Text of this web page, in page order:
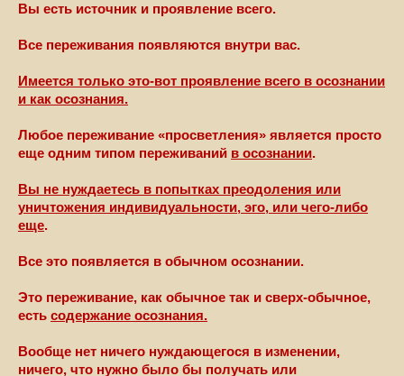
Вы есть источник и проявление всего.
Все переживания появляются внутри вас.
Имеется только это-вот проявление всего в осознании
и как осознания.
Любое переживание «просветления» является просто
еще одним типом переживаний в осознании.
Вы не нуждаетесь в попытках преодоления или
уничтожения индивидуальности, эго, или чего-либо
еще.
Все это появляется в обычном осознании.
Это переживание, как обычное так и сверх-обычное,
есть содержание осознания.
Вообще нет ничего нуждающегося в изменении,
ничего, что нужно было бы получать или